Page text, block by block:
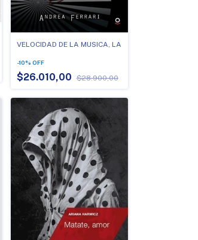
VELOCIDAD DE LA MUSICA, LA
-10% OFF
$26.010,00 $28.900,00